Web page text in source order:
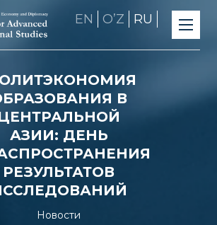
EN OʼZ RU
В
АЗИИ: ДЕНЬ
РЕЗУЛЬТАТОВ
Новости